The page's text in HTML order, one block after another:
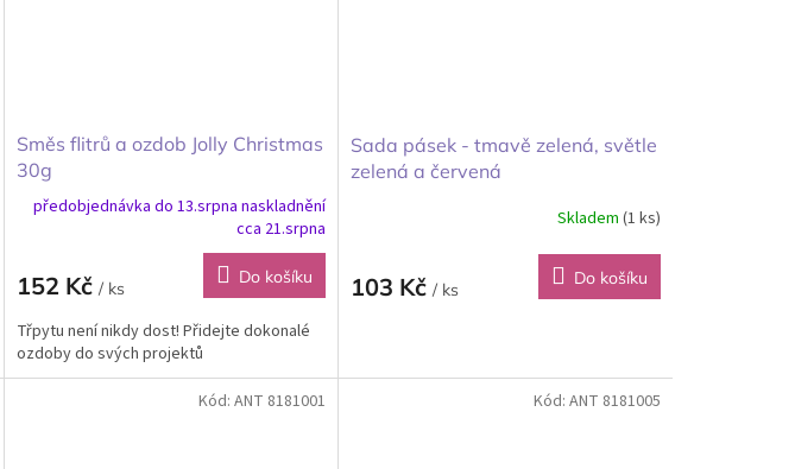
Směs flitrů a ozdob Jolly Christmas
30g
předobjednávka do 13.srpna naskladnění
cca 21.srpna
152 Kč / ks
Do košíku
Třpytu není nikdy dost! Přidejte dokonalé
ozdoby do svých projektů
Sada pásek - tmavě zelená, světle
zelená a červená
Skladem (1 ks)
103 Kč / ks
Do košíku
Kód: ANT 8181001 Kód: ANT 8181005